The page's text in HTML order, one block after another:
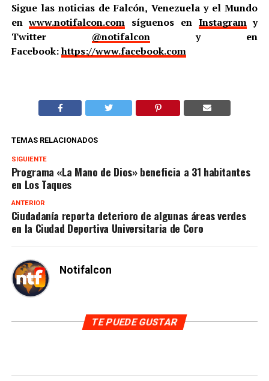
Sigue las noticias de Falcón, Venezuela y el Mundo
enwww.notifalcon.com síguenos en Instagramy
Twitter @notifalcony en
Facebook:https://www.facebook.com
TEMAS RELACIONADOS
SIGUIENTE
Programa «La Mano de Dios» beneficia a 31 habitantes
en Los Taques
ANTERIOR
Ciudadanía reporta deterioro de algunas áreas verdes
en la Ciudad Deportiva Universitaria de Coro
Notifalcon
TE PUEDE GUSTAR